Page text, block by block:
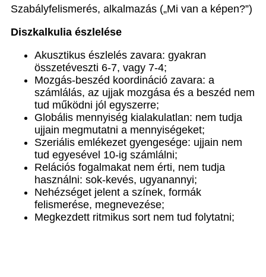
Szabályfelismerés, alkalmazás („Mi van a képen?”)
Diszkalkulia észlelése
Akusztikus észlelés zavara: gyakran
összetéveszti 6-7, vagy 7-4;
Mozgás-beszéd koordináció zavara: a
számlálás, az ujjak mozgása és a beszéd nem
tud működni jól egyszerre;
Globális mennyiség kialakulatlan: nem tudja
ujjain megmutatni a mennyiségeket;
Szeriális emlékezet gyengesége: ujjain nem
tud egyesével 10-ig számlálni;
Relációs fogalmakat nem érti, nem tudja
használni: sok-kevés, ugyanannyi;
Nehézséget jelent a színek, formák
felismerése, megnevezése;
Megkezdett ritmikus sort nem tud folytatni;